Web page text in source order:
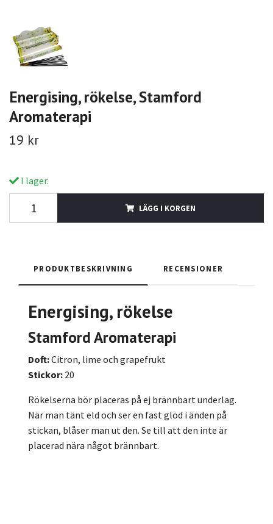
Energising, rökelse, Stamford
Aromaterapi
19 kr
I lager.
LÄGG I KORGEN
PRODUKTBESKRIVNING RECENSIONER
Energising, rökelse
Stamford Aromaterapi
Doft:Citron, lime och grapefrukt
Stickor: 20
Rökelserna bör placeras på ej brännbart underlag.
När man tänt eld och ser en fast glöd i änden på
stickan, blåser man ut den. Se till att den inte är
placerad nära något brännbart.